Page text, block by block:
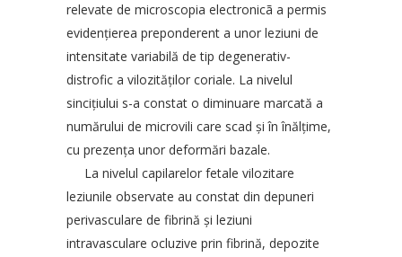
relevate de microscopia electronicã a permis
evidenţierea preponderent a unor leziuni de
intensitate variabilă de tip degenerativ-
distrofic a vilozităţilor coriale. La nivelul
sinciţiului s-a constat o diminuare marcată a
numărului de microvili care scad şi în înălţime,
cu prezenţa unor deformări bazale.
La nivelul capilarelor fetale vilozitare
leziunile observate au constat din depuneri
perivasculare de fibrină şi leziuni
intravasculare ocluzive prin fibrină, depozite